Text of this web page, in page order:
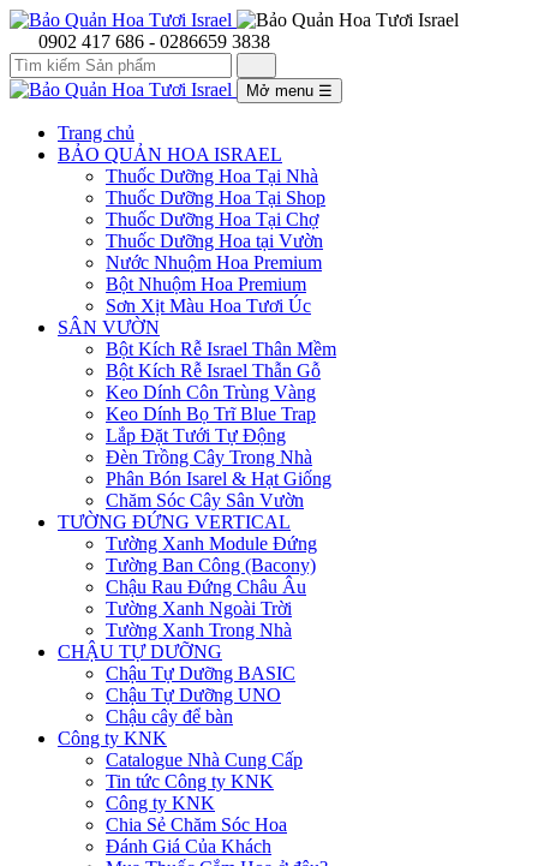
0902 417 686 - 0286659 3838
Mở menu ☰
Trang chủ
BẢO QUẢN HOA ISRAEL
Thuốc Dưỡng Hoa Tại Nhà
Thuốc Dưỡng Hoa Tại Shop
Thuốc Dưỡng Hoa Tại Chợ
Thuốc Dưỡng Hoa tại Vườn
Nước Nhuộm Hoa Premium
Bột Nhuộm Hoa Premium
Sơn Xịt Màu Hoa Tươi Úc
SÂN VƯỜN
Bột Kích Rễ Israel Thân Mềm
Bột Kích Rễ Israel Thẫn Gỗ
Keo Dính Côn Trùng Vàng
Keo Dính Bọ Trĩ Blue Trap
Lắp Đặt Tưới Tự Động
Đèn Trồng Cây Trong Nhà
Phân Bón Isarel & Hạt Giống
Chăm Sóc Cây Sân Vườn
TƯỜNG ĐỨNG VERTICAL
Tường Xanh Module Đứng
Tường Ban Công (Bacony)
Chậu Rau Đứng Châu Âu
Tường Xanh Ngoài Trời
Tường Xanh Trong Nhà
CHẬU TỰ DƯỠNG
Chậu Tự Dưỡng BASIC
Chậu Tự Dưỡng UNO
Chậu cây để bàn
Công ty KNK
Catalogue Nhà Cung Cấp
Tin tức Công ty KNK
Công ty KNK
Chia Sẻ Chăm Sóc Hoa
Đánh Giá Của Khách